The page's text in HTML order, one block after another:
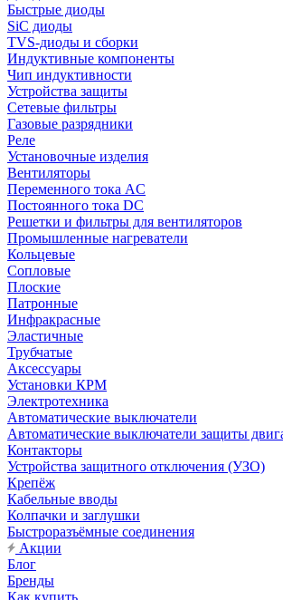
Быстрые диоды
SiC диоды
TVS-диоды и сборки
Индуктивные компоненты
Чип индуктивности
Устройства защиты
Сетевые фильтры
Газовые разрядники
Реле
Установочные изделия
Вентиляторы
Переменного тока AC
Постоянного тока DC
Решетки и фильтры для вентиляторов
Промышленные нагреватели
Кольцевые
Сопловые
Плоские
Патронные
Инфракрасные
Эластичные
Трубчатые
Аксессуары
Установки КРМ
Электротехника
Автоматические выключатели
Автоматические выключатели защиты
Контакторы
Устройства защитного отключения (УЗО)
Крепёж
Кабельные вводы
Колпачки и заглушки
Быстроразъёмные соединения
Акции
Блог
Бренды
Как купить